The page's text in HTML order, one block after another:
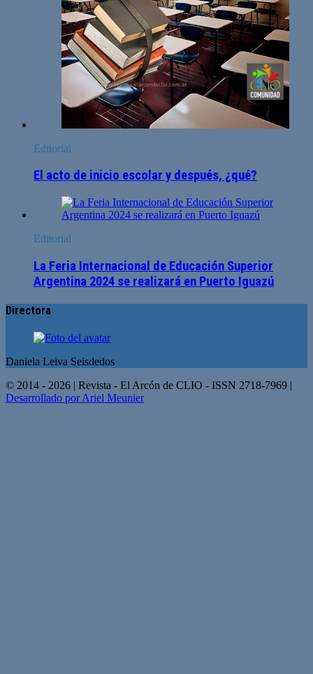
Editorial
El acto de inicio escolar y después, ¿qué?
Editorial
La Feria Internacional de Educación Superior
Argentina 2024 se realizará en Puerto Iguazú
Directora
Daniela Leiva Seisdedos
© 2014 - 2026 | Revista - El Arcón de CLIO - ISSN 2718-7969 |
Desarrollado por Ariel Meunier